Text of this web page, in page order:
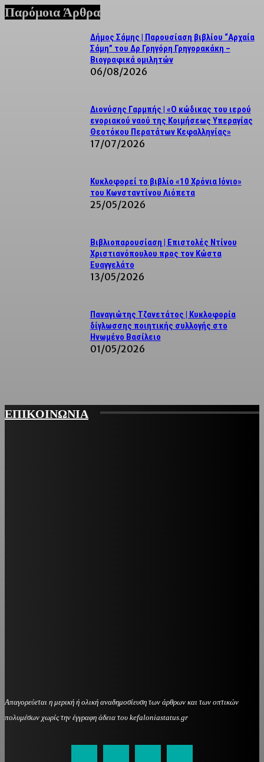
Παρόμοια Άρθρα
Δήμος Σάμης | Παρουσίαση βιβλίου “Αρχαία
Σάμη” του Δρ Γρηγόρη Γρηγορακάκη –
Βιογραφικά ομιλητών
06/08/2026
Διονύσης Γαρμπής | «Ο κώδικας του ιερού
ενοριακού ναού της Κοιμήσεως Υπεραγίας
Θεοτόκου Περατάτων Κεφαλληνίας»
17/07/2026
Κυκλοφορεί το βιβλίο «10 Χρόνια Ιόνιο»
του Κωνσταντίνου Λιόπετα
25/05/2026
Βιβλιοπαρουσίαση | Επιστολές Ντίνου
Χριστιανόπουλου προς τον Κώστα
Ευαγγελάτο
13/05/2026
Παναγιώτης Τζανετάτος | Κυκλοφορία
δίγλωσσης ποιητικής συλλογής στο
Ηνωμένο Βασίλειο
01/05/2026
ΕΠΙΚΟΙΝΩΝΙΑ
Απαγορεύεται η μερική ή ολική αναδημοσίευση των άρθρων και των οπτικών
πολυμέσων χωρίς την έγγραφη άδεια του kefaloniastatus.gr